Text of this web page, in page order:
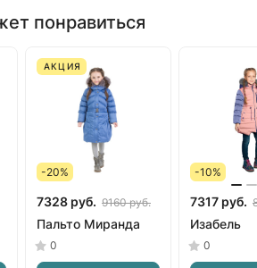
понравиться
АКЦИЯ
-20%
7328 руб. 9160 руб.
Пальто Миранда
0
-10%
7317 руб.
Изабель
0